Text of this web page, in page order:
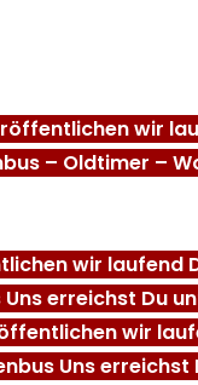
wir
– Oldtimer –
wir laufend
Uns erreichst
wir
Uns